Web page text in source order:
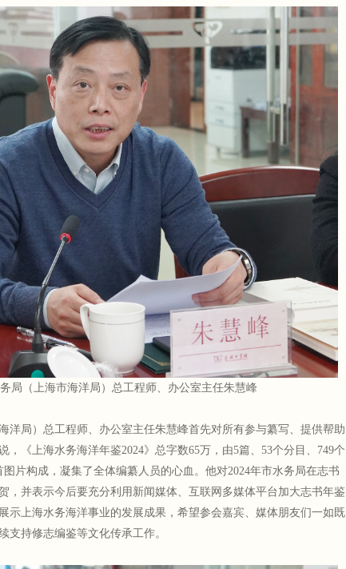
局（上海市海洋局）总工程师、办公室主任朱慧峰
洋局）总工程师、办公室主任朱慧峰首先对所有参与纂写、提供帮助
，《上海水务海洋年鉴2024》总字数65万，由5篇、53个分目、749个
图片构成，凝集了全体编纂人员的心血。他对2024年市水务局在志书
，并表示今后要充分利用新闻媒体、互联网多媒体平台加大志书年鉴
示上海水务海洋事业的发展成果，希望参会嘉宾、媒体朋友们一如既
支持修志编鉴等文化传承工作。